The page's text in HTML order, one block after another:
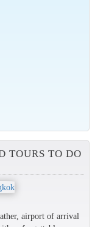
TOURS TO DO
airport of arrival